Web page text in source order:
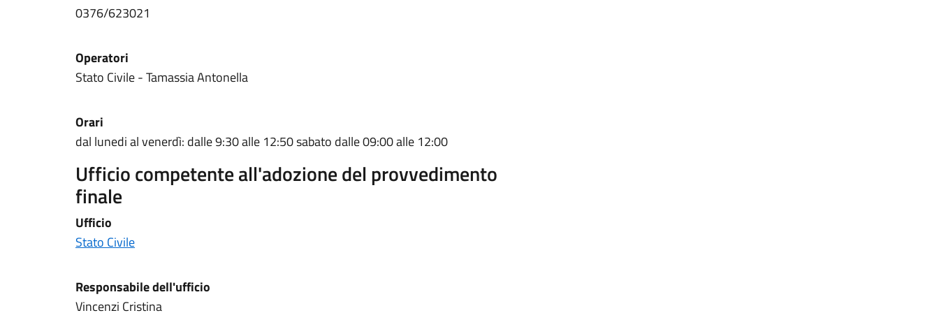
0376/623021
Operatori
Stato Civile - Tamassia Antonella
Orari
dal lunedi al venerdì: dalle 9:30 alle 12:50 sabato dalle 09:00 alle 12:00
Ufficio competente all'adozione del provvedimento
finale
Ufficio
Stato Civile
Responsabile dell'ufficio
Vincenzi Cristina